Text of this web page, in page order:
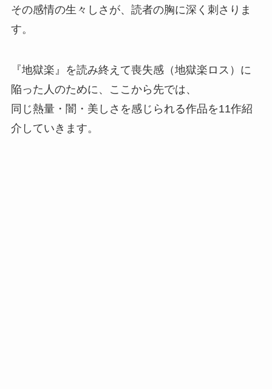
その感情の生々しさが、読者の胸に深く刺さりま
す。
『地獄楽』を読み終えて喪失感（地獄楽ロス）に
陥った人のために、ここから先では、
同じ熱量・闇・美しさを感じられる作品を11作紹
介していきます。